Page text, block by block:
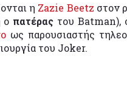
η Zazie Beetz στον
ο πατέρας του Batman),
ως παρουσιαστής
του Joker.